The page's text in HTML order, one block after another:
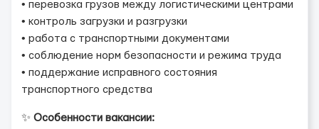
• перевозка грузов между логистическими центрами
• контроль загрузки и разгрузки
• работа с транспортными документами
• соблюдение норм безопасности и режима труда
• поддержание исправного состояния
транспортного средства
✨ Особенности вакансии: